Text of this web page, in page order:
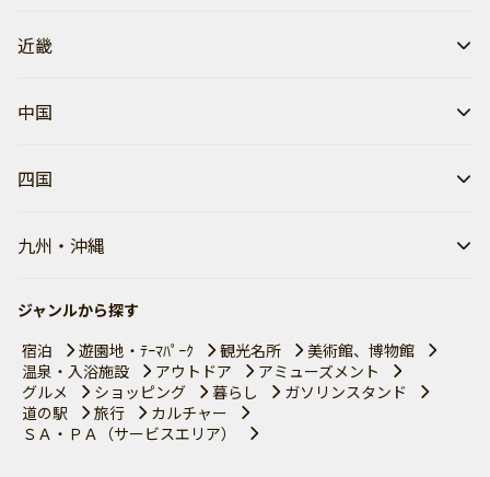
近畿
中国
四国
九州・沖縄
ジャンルから探す
宿泊
遊園地・ﾃｰﾏﾊﾟｰｸ 観光名所
美術館、博物館
温泉・入浴施設
アウトドア
アミューズメント
グルメ
ショッピング 暮らし
ガソリンスタンド
道の駅
旅行
カルチャー
ＳＡ・ＰＡ（サービスエリア）